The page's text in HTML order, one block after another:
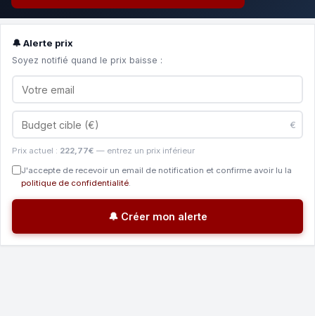
🔔 Alerte prix
Soyez notifié quand le prix baisse :
€
Prix actuel : 222,77€ — entrez un prix inférieur
J'accepte de recevoir un email de notification et confirme avoir lu la
politique de confidentialité.
🔔 Créer mon alerte